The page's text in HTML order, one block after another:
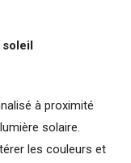
soleil
à proximité
solaire.
les couleurs et